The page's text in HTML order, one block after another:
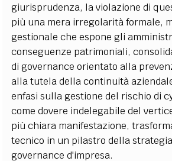
giurisprudenza, la violazione di
più una mera irregolarità formale,
gestionale che espone gli
conseguenze patrimoniali,
di governance orientato alla
alla tutela della continuità
enfasi sulla gestione del rischio di
come dovere indelegabile del
più chiara manifestazione,
tecnico in un pilastro della
governance d'impresa.